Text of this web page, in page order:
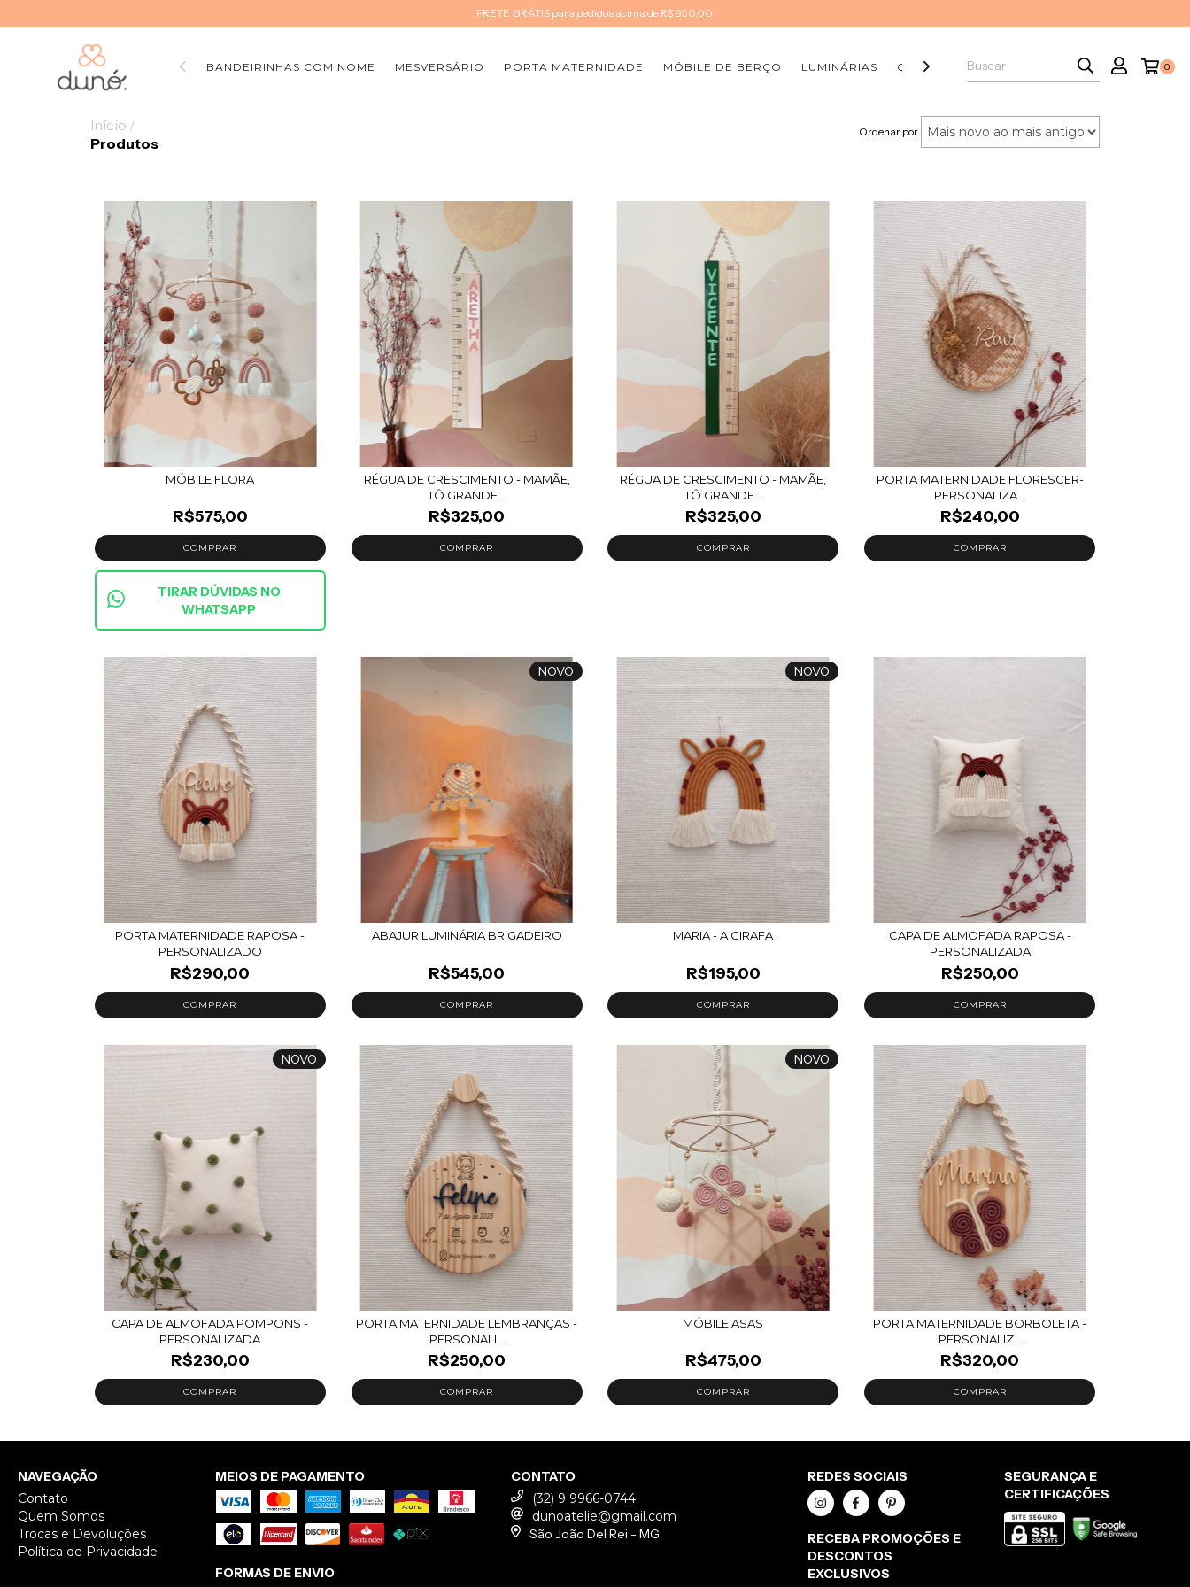
FRETE GRÁTIS para pedidos acima de R$ 950,00
BANDEIRINHAS COM NOME MESVERSÁRIO PORTA MATERNIDADE MÓBILE DE BERÇO LUMINÁRIAS QUADRINHOS CAPA DE ALMOFADA 0
Início /
Produtos
Ordenar por
MÓBILE FLORA
R$575,00
TIRAR DÚVIDAS NO
WHATSAPP
RÉGUA DE CRESCIMENTO - MAMÃE,
TÔ GRANDE...
R$325,00
RÉGUA DE CRESCIMENTO - MAMÃE,
TÔ GRANDE...
R$325,00
PORTA MATERNIDADE FLORESCER-
PERSONALIZA...
R$240,00
PORTA MATERNIDADE RAPOSA -
PERSONALIZADO
R$290,00
NOVO
ABAJUR LUMINÁRIA BRIGADEIRO
R$545,00
NOVO
MARIA - A GIRAFA
R$195,00
CAPA DE ALMOFADA RAPOSA -
PERSONALIZADA
R$250,00
NOVO
CAPA DE ALMOFADA POMPONS -
PERSONALIZADA
R$230,00
PORTA MATERNIDADE LEMBRANÇAS -
PERSONALI...
R$250,00
NOVO
MÓBILE ASAS
R$475,00
PORTA MATERNIDADE BORBOLETA -
PERSONALIZ...
R$320,00
NAVEGAÇÃO
Contato
Quem Somos
Trocas e Devoluções
Política de Privacidade
MEIOS DE PAGAMENTO
FORMAS DE ENVIO
CONTATO
(32) 9 9966-0744
dunoatelie@gmail.com
São João Del Rei - MG
REDES SOCIAIS
RECEBA PROMOÇÕES E
DESCONTOS
EXCLUSIVOS
SEGURANÇA E
CERTIFICAÇÕES